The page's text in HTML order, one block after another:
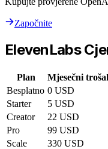
Započnite
ElevenLabs
Plan Mjesečni
Besplatno 0 USD
Starter
5 USD
Creator
22 USD
Pro
99 USD
Scale
330 USD